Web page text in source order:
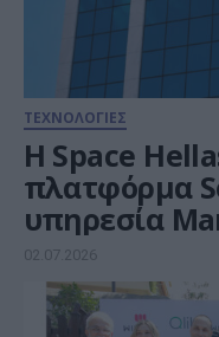
ΤΕΧΝΟΛΟΓΙΕΣ
Η Space
πλατφόρμα
υπηρεσία Managed
για την
Τεχνητή
02.07.2026